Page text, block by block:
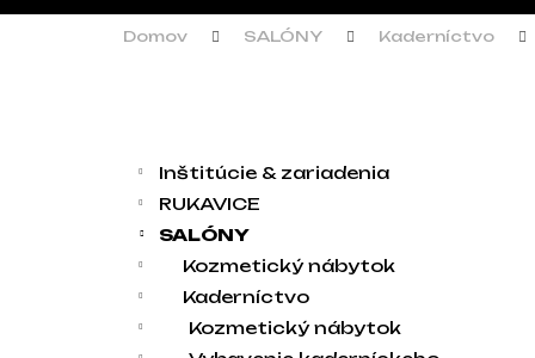
Domov SALÓNY Kaderníctvo
Inštitúcie & zariadenia
RUKAVICE
SALÓNY
Kozmetický nábytok
Kaderníctvo
Kozmetický nábytok